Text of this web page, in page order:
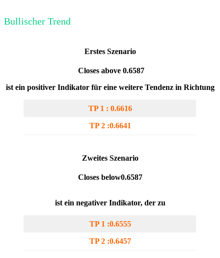
Bullischer Trend
Erstes Szenario
Closes above 0.6587
ist ein positiver Indikator für eine weitere Tendenz in Richtung
TP 1 : 0.6616
TP 2 :0.6641
Zweites Szenario
Closes below0.6587
ist ein negativer Indikator, der zu
TP 1 :0.6555
TP 2 :0.6457